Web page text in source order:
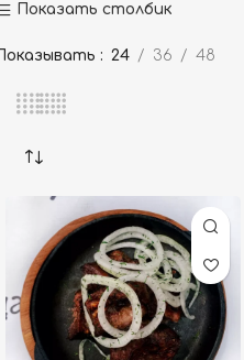
Показать столбик
24 36 48